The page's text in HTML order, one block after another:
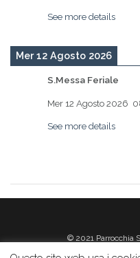
See more details
Mer 12 Agosto 2026
S.Messa Feriale
Mer 12 Agosto 2026
See more details
© 2021 Parrocchia